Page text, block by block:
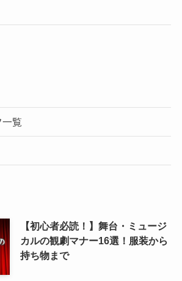
覧
【初心者必読！】舞台・ミュージ
カルの観劇マナー16選！服装から
持ち物まで